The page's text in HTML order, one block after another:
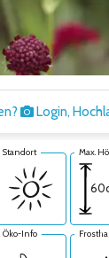
Login,
Standort Max.
Öko-Info